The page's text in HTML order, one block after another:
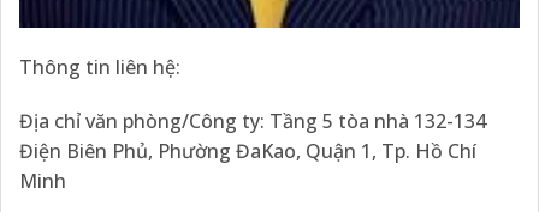
Thông tin liên hệ:
Địa chỉ văn phòng/Công ty: Tầng 5 tòa nhà 132-134
Điện Biên Phủ, Phường ĐaKao, Quận 1, Tp. Hồ Chí
Minh